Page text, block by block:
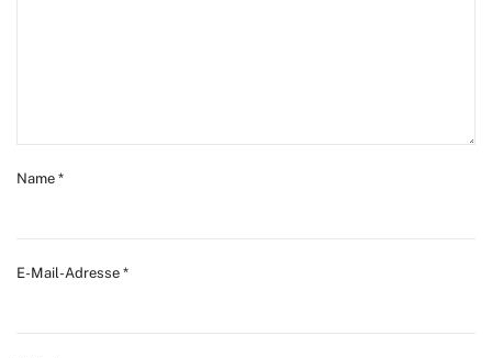
Name *
E-Mail-Adresse *